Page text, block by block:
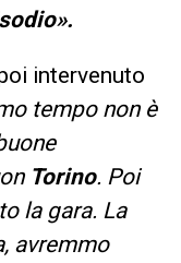
intervenuto
tempo non è
Torino. Poi
la gara. La
avremmo